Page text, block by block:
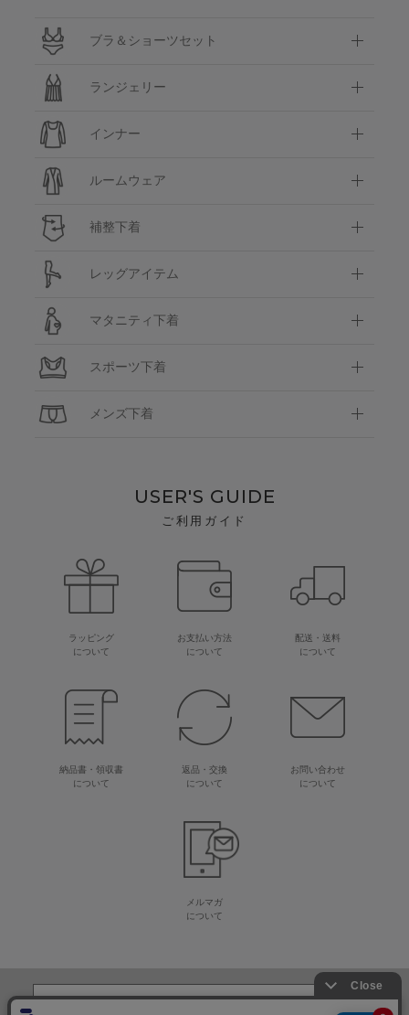
ブラ＆ショーツセット
ランジェリー
インナー
ルームウェア
補整下着
レッグアイテム
マタニティ下着
スポーツ下着
メンズ下着
USER'S GUIDE
ご利用ガイド
ラッピング
について
お支払い方法
について
配送・送料
について
納品書・領収書
について
返品・交換
について
お問い合わせ
について
メルマガ
について
生地・毛糸・手芸材料の専門店